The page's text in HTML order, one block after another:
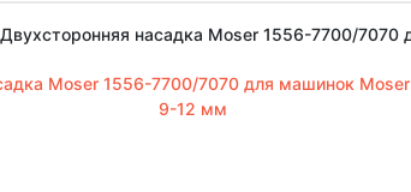
Двухсторонняя насадка Moser 1556-7700/